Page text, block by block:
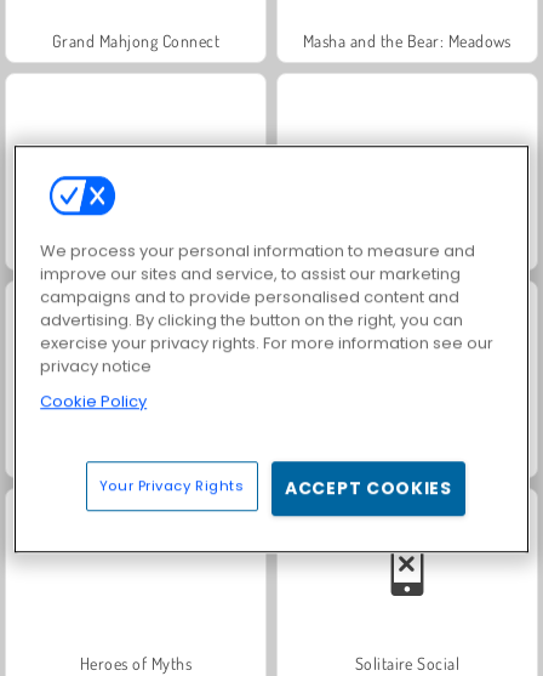
Grand Mahjong Connect Masha and the Bear: Meadows
Scala 40 Trollface Quest: USA 2
Heroes of Myths Solitaire Social
We process your personal information to measure and
improve our sites and service, to assist our marketing
campaigns and to provide personalised content and
advertising. By clicking the button on the right, you can
exercise your privacy rights. For more information see our
privacy notice
Cookie Policy
Your Privacy Rights ACCEPT COOKIES